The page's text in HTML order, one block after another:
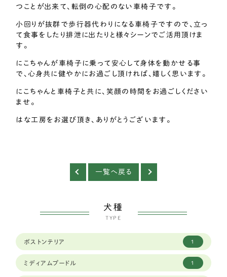
つことが出来て、転倒の心配のない車椅子です。
小回りが抜群で歩行器代わりになる車椅子ですので、立っ
て食事をしたり排泄に出たりと様々シーンでご活用頂けま
す。
にこちゃんが車椅子に乗って安心して身体を動かせる事
で、心身共に健やかにお過ごし頂ければ、嬉しく思います。
にこちゃんと車椅子と共に、笑顔の時間をお過ごしください
ませ。
はな工房をお選び頂き、ありがとうございます。
一覧へ戻る
犬種
TYPE
ボストンテリア 1
ミディアムプードル 1